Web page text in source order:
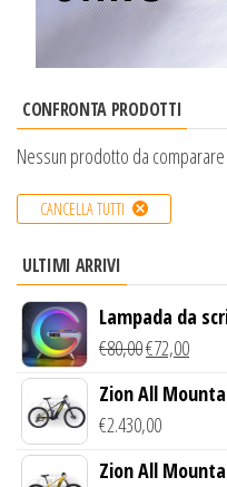
CONFRONTA PRODOTTI
Nessun prodotto da comparare
CANCELLA TUTTI
ULTIMI ARRIVI
Lampada da
wireless
€80,00€72,00
Zion All
€2.430,00
Zion All